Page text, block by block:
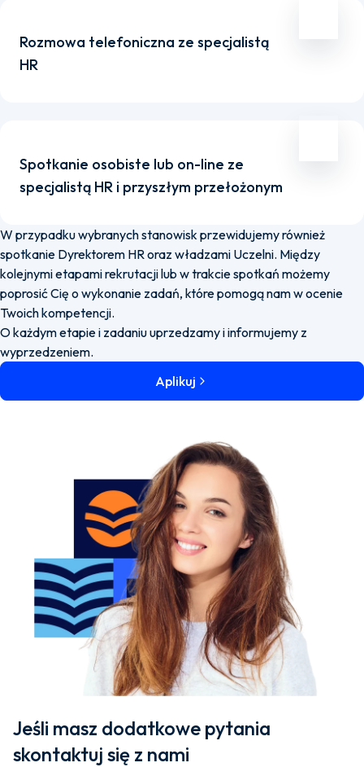
Rozmowa telefoniczna ze specjalistą
HR
Spotkanie osobiste lub on-line ze
specjalistą HR i przyszłym przełożonym
W przypadku wybranych stanowisk przewidujemy również
spotkanie Dyrektorem HR oraz władzami Uczelni. Między
kolejnymi etapami rekrutacji lub w trakcie spotkań możemy
poprosić Cię o wykonanie zadań, które pomogą nam w ocenie
Twoich kompetencji.
O każdym etapie i zadaniu uprzedzamy i informujemy z
wyprzedzeniem.
Aplikuj
Jeśli masz dodatkowe pytania
skontaktuj się z nami